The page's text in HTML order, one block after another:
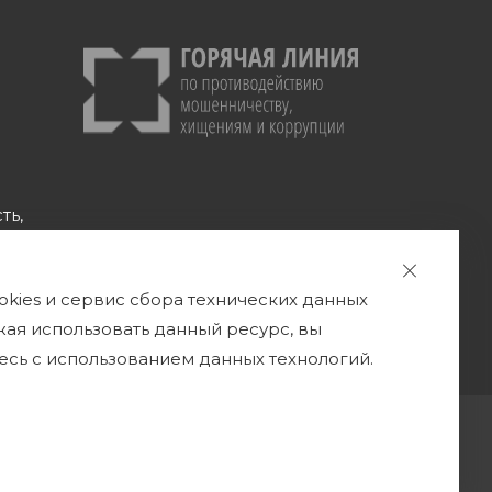
и сервис сбора технических данных
использовать данный ресурс, вы
с использованием данных технологий.